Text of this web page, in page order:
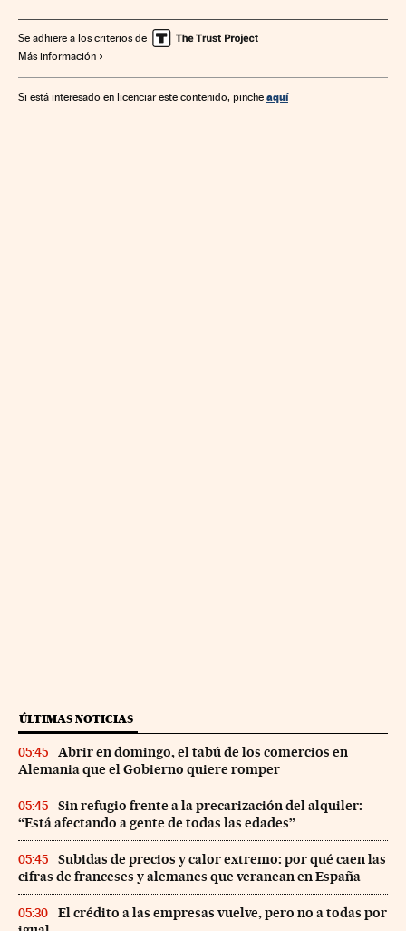
Ataque Estados Unidos a Venezuela
Se adhiere a los criterios de
Más información
Si está interesado en licenciar este contenido, pinche aquí
ÚLTIMAS NOTICIAS
05:45
Abrir en domingo, el tabú de los comercios en
Alemania que el Gobierno quiere romper
05:45
Sin refugio frente a la precarización del alquiler:
“Está afectando a gente de todas las edades”
05:45
Subidas de precios y calor extremo: por qué caen las
cifras de franceses y alemanes que veranean en España
05:30
El crédito a las empresas vuelve, pero no a todas por